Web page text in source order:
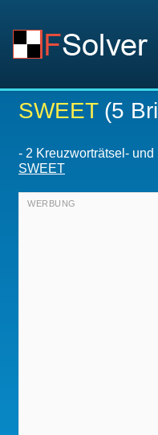
SWEET(5
- 2 Kreuzworträtsel-
SWEET